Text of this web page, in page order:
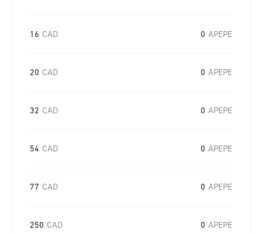
16 CAD 0 APEPE
20 CAD 0 APEPE
32 CAD 0 APEPE
54 CAD 0 APEPE
77 CAD 0 APEPE
250 CAD 0 APEPE